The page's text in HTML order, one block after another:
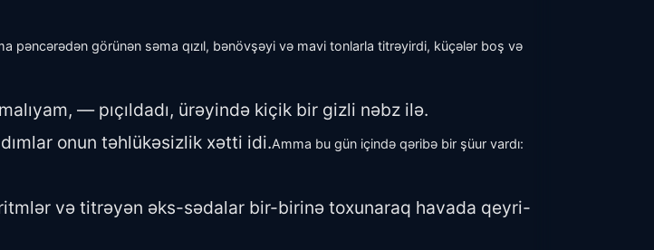
pəncərədən görünən səma qızıl, bənövşəyi və mavi tonlarla titrəyirdi, küçələr boş və
— pıçıldadı, ürəyində kiçik bir gizli nəbz ilə.
onun təhlükəsizlik xətti idi.Amma bu gün içində qəribə bir şüur vardı:
və titrəyən əks-sədalar bir-birinə toxunaraq havada qeyri-